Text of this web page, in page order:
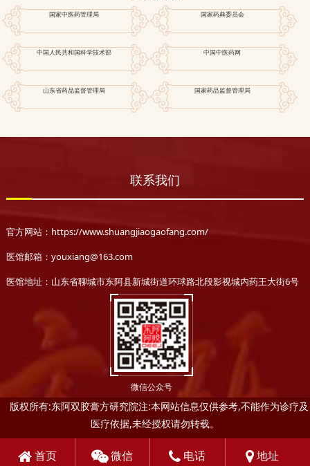
国家中医药管理局 国家药典委员会
中国人民共和国科学技术部 中国中医药网
山东省药品监督管理局 国家药品监督管理局
联系我们
官方网站：https://www.shuangjiaogaofang.com/
医馆邮箱：youxiang@163.com
医馆地址：山东省聊城市东阿县新城街道环球路北段影视城内药王大街6号
微信公众号
版权所有:东阿双胶膏方研究院注:本网站信息仅供参考,不能作为诊疗及
医疗依据,未经授权请勿转载。
首页 微信 电话 地址